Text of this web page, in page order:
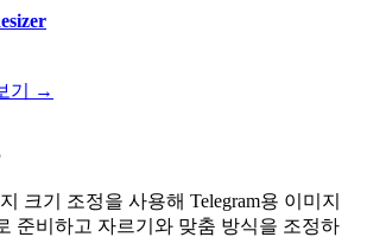
기 →
크기 조정을 사용해 Telegram용 이미지
준비하고 자르기와 맞춤 방식을 조정하